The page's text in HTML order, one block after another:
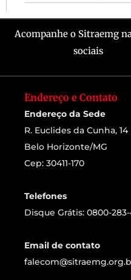
Acompanhe o Sitraemg
sociais
Endereço e Contato
Endereço da Sede
R. Euclides da Cunha,
Belo Horizonte/MG
Cep: 30411-170
Telefones
Disque Grátis: 0800-283-
Email de contato